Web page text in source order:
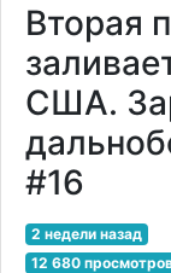
Вторая
США.
#16
2 недели назад
12 680